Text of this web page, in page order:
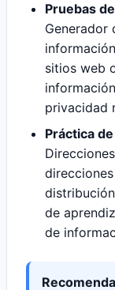
Pruebas
Generador
sitios web
privacidad
Práctica
de
de